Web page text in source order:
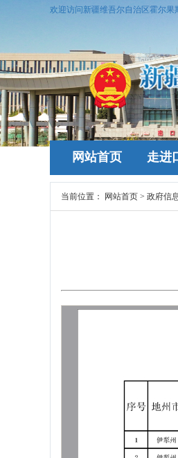
欢迎访问新疆维吾尔自治区霍尔果
网站首页 走进
当前位置： 网站首页 > 政府信